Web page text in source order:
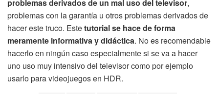
problemas derivados de un mal uso del televisor,
problemas con la garantía u otros problemas derivados de
hacer este truco. Estetutorial se hace de forma
meramente informativa y didáctica. No es recomendable
hacerlo en ningún caso especialmente si se va a hacer
uno uso muy intensivo del televisor como por ejemplo
usarlo para videojuegos en HDR.